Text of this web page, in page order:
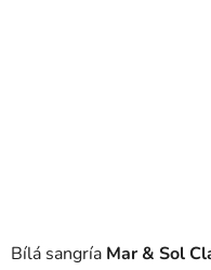
Bílá sangría Mar & Sol